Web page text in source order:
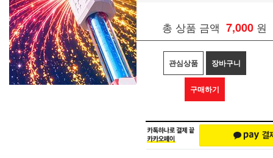
총 상품 금액 7,000 원
관심상품 장바구니
구매하기